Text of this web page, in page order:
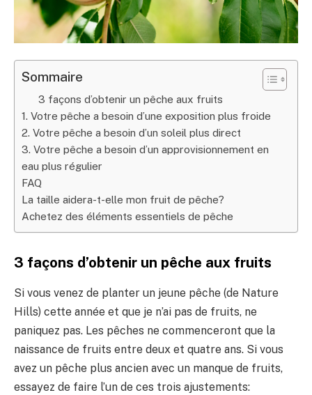
Sommaire
3 façons d’obtenir un pêche aux fruits
1. Votre pêche a besoin d’une exposition plus froide
2. Votre pêche a besoin d’un soleil plus direct
3. Votre pêche a besoin d’un approvisionnement en
eau plus régulier
FAQ
La taille aidera-t-elle mon fruit de pêche?
Achetez des éléments essentiels de pêche
3 façons d’obtenir un pêche aux fruits
Si vous venez de planter un jeune pêche (de Nature
Hills) cette année et que je n’ai pas de fruits, ne
paniquez pas. Les pêches ne commenceront que la
naissance de fruits entre deux et quatre ans. Si vous
avez un pêche plus ancien avec un manque de fruits,
essayez de faire l’un de ces trois ajustements: